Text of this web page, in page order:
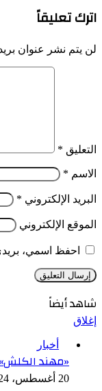
اترك تعليقاً
لن يتم نشر عنوان
التعليق *
الاسم *
البريد الإلكتروني *
الموقع الإلكتروني
احفظ اسمي،
شاهد أيضاً
إغلاق
أخبار
«مهند الكلش»
20 أغسطس، 2024